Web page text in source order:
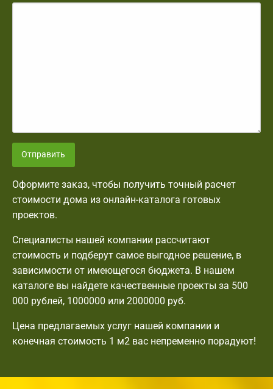
Отправить
Оформите заказ, чтобы получить точный расчет
стоимости дома из онлайн-каталога готовых
проектов.
Специалисты нашей компании рассчитают
стоимость и подберут самое выгодное решение, в
зависимости от имеющегося бюджета. В нашем
каталоге вы найдете качественные проекты за 500
000 рублей, 1000000 или 2000000 руб.
Цена предлагаемых услуг нашей компании и
конечная стоимость 1 м2 вас непременно порадуют!